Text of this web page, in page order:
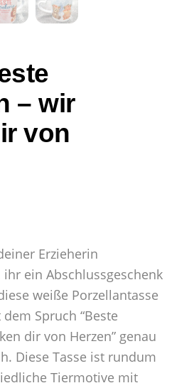
– wir
von
Erzieherin
ein Abschlussgeschenk
weiße Porzellantasse
Spruch “Beste
dir von Herzen” genau
Diese Tasse ist rundum
Tiermotive mit